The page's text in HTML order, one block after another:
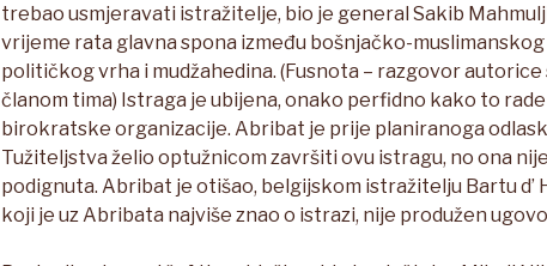
trebao usmjeravati istražitelje, bio je general Sakib
vrijeme rata glavna spona između bošnjačko-muslimanskog
političkog vrha i mudžahedina. (Fusnota – razgovor autorice
članom tima) Istraga je ubijena, onako perfidno kako to rade
birokratske organizacije. Abribat je prije planiranoga
Tužiteljstva želio optužnicom završiti ovu istragu, no ona nije
podignuta. Abribat je otišao, belgijskom istražitelju Bartu d’
koji je uz Abribata najviše znao o istrazi, nije produžen